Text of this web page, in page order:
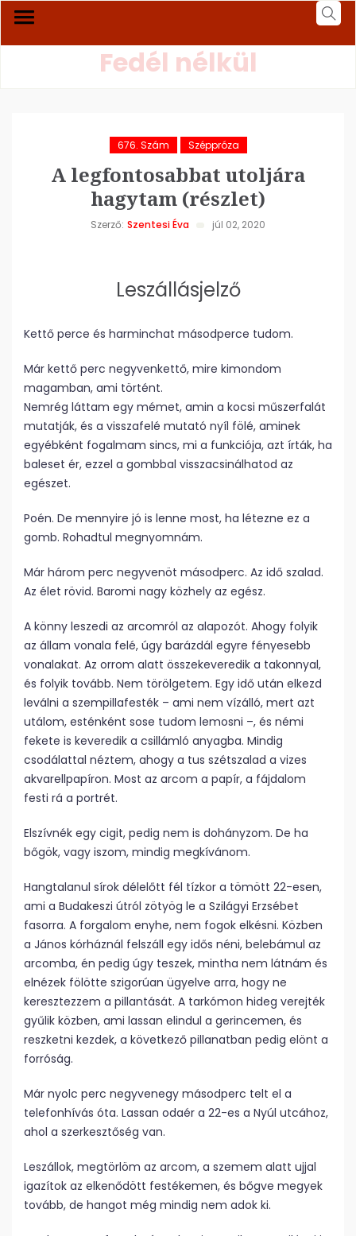
Fedél nélkül
676. Szám Széppróza
A legfontosabbat utoljára
hagytam (részlet)
Szerző: Szentesi Éva júl 02, 2020
Leszállásjelző
Kettő perce és harminchat másodperce tudom.
Már kettő perc negyvenkettő, mire kimondom
magamban, ami történt.
Nemrég láttam egy mémet, amin a kocsi műszerfalát
mutatják, és a visszafelé mutató nyíl fölé, aminek
egyébként fogalmam sincs, mi a funkciója, azt írták, ha
baleset ér, ezzel a gombbal visszacsinálhatod az
egészet.
Poén. De mennyire jó is lenne most, ha létezne ez a
gomb. Rohadtul megnyomnám.
Már három perc negyvenöt másodperc. Az idő szalad.
Az élet rövid. Baromi nagy közhely az egész.
A könny leszedi az arcomról az alapozót. Ahogy folyik
az állam vonala felé, úgy barázdál egyre fényesebb
vonalakat. Az orrom alatt összekeveredik a takonnyal,
és folyik tovább. Nem törölgetem. Egy idő után elkezd
leválni a szempillafesték – ami nem vízálló, mert azt
utálom, esténként sose tudom lemosni –, és némi
fekete is keveredik a csillámló anyagba. Mindig
csodálattal néztem, ahogy a tus szétszalad a vizes
akvarellpapíron. Most az arcom a papír, a fájdalom
festi rá a portrét.
Elszívnék egy cigit, pedig nem is dohányzom. De ha
bőgök, vagy iszom, mindig megkívánom.
Hangtalanul sírok délelőtt fél tízkor a tömött 22-esen,
ami a Budakeszi útról zötyög le a Szilágyi Erzsébet
fasorra. A forgalom enyhe, nem fogok elkésni. Közben
a János kórháznál felszáll egy idős néni, belebámul az
arcomba, én pedig úgy teszek, mintha nem látnám és
elnézek fölötte szigorúan ügyelve arra, hogy ne
keresztezzem a pillantását. A tarkómon hideg verejték
gyűlik közben, ami lassan elindul a gerincemen, és
reszketni kezdek, a következő pillanatban pedig elönt a
forróság.
Már nyolc perc negyvenegy másodperc telt el a
telefonhívás óta. Lassan odaér a 22-es a Nyúl utcához,
ahol a szerkesztőség van.
Leszállok, megtörlöm az arcom, a szemem alatt ujjal
igazítok az elkenődött festékemen, és bőgve megyek
tovább, de hangot még mindig nem adok ki.